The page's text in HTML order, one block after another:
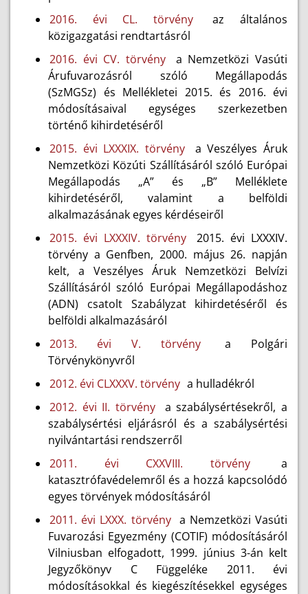
2016. évi CL. törvény
az általános
közigazgatási rendtartásról
2016. évi CV. törvény
a Nemzetközi Vasúti
Árufuvarozásról szóló Megállapodás
(SzMGSz) és Mellékletei 2015. és 2016. évi
módosításaival egységes szerkezetben
történő kihirdetéséről
2015. évi LXXXIX. törvény
a Veszélyes Áruk
Nemzetközi Közúti Szállításáról szóló Európai
Megállapodás „A” és „B” Melléklete
kihirdetéséről, valamint a belföldi
alkalmazásának egyes kérdéseiről
2015. évi LXXXIV. törvény
2015. évi LXXXIV.
törvény a Genfben, 2000. május 26. napján
kelt, a Veszélyes Áruk Nemzetközi Belvízi
Szállításáról szóló Európai Megállapodáshoz
(ADN) csatolt Szabályzat kihirdetéséről és
belföldi alkalmazásáról
2013. évi V. törvény
a Polgári
Törvénykönyvről
2012. évi CLXXXV. törvény a hulladékról
2012. évi II. törvény
a szabálysértésekről, a
szabálysértési eljárásról és a szabálysértési
nyilvántartási rendszerről
2011. évi CXXVIII. törvény
a
katasztrófavédelemről és a hozzá kapcsolódó
egyes törvények módosításáról
2011. évi LXXX. törvény a Nemzetközi Vasúti
Fuvarozási Egyezmény (COTIF) módosításáról
Vilniusban elfogadott, 1999. június 3-án kelt
Jegyzőkönyv C Függeléke 2011. évi
módosításokkal és kiegészítésekkel egységes